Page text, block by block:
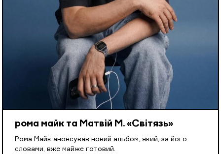
рома майк та Матвій М. «Світязь»
Рома Майк анонсував новий альбом, який, за його
словами, вже майже готовий.